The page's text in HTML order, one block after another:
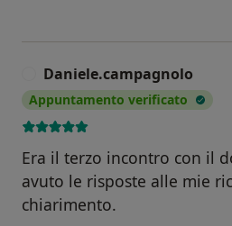
Daniele.campagnolo
Appuntamento verificato
Era il terzo incontro con il
avuto le risposte alle mie
chiarimento.